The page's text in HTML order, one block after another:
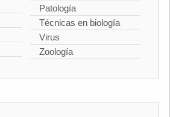
Patología
Técnicas en biología
Virus
Zoología